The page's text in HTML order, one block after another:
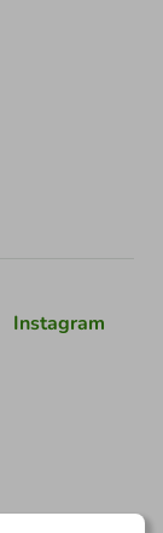
Instagram